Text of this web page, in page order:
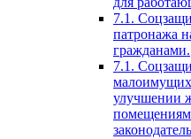
7.1.
патронажа
гражданами.
7.1.
улучшении